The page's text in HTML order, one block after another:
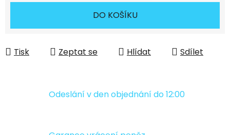
DO KOŠÍKU
Tisk Zeptat se Hlídat Sdílet
Odeslání v den objednání do 12:00